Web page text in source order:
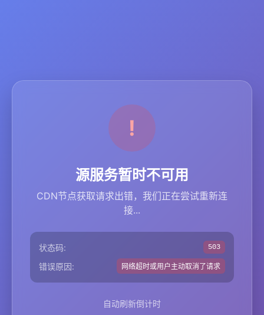
源服务暂时不可用
CDN节点获取请求出错，我们正在尝试重新连
接...
状态码: 503
错误原因: 网络超时或用户主动取消了请求
自动刷新倒计时